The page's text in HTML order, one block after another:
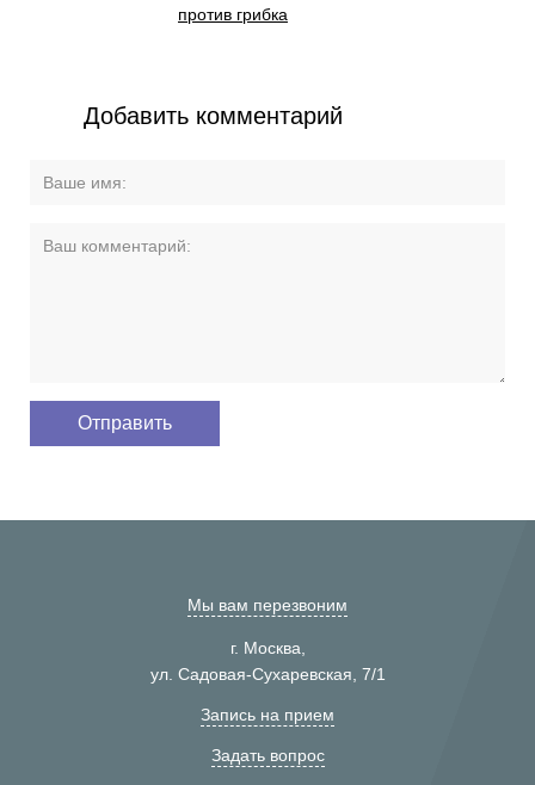
против грибка
Добавить комментарий
Мы вам перезвоним
г. Москва,
ул. Садовая-Сухаревская, 7/1
Запись на прием
Задать вопрос